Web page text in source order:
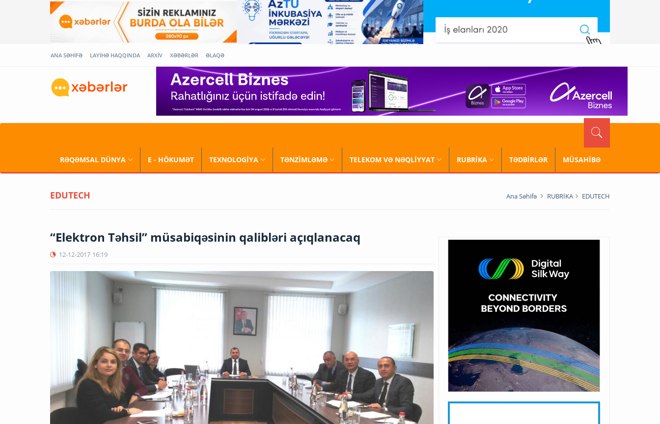
ANA SƏHİFƏ LAYİHƏ HAQQINDA ARXİV XƏBƏRLƏR ƏLAQƏ
RƏQƏMSAL DÜNYA E - HÖKUMƏT TEXNOLOGİYA TƏNZİMLƏMƏ TELEKOM VƏ NƏQLİYYAT RUBRİKA TƏDBİRLƏR MÜSAHİBƏ
EDUTECH Ana Səhifə RUBRİKA EDUTECH
“Elektron Təhsil” müsabiqəsinin qalibləri açıqlanacaq
12-12-2017 16:19